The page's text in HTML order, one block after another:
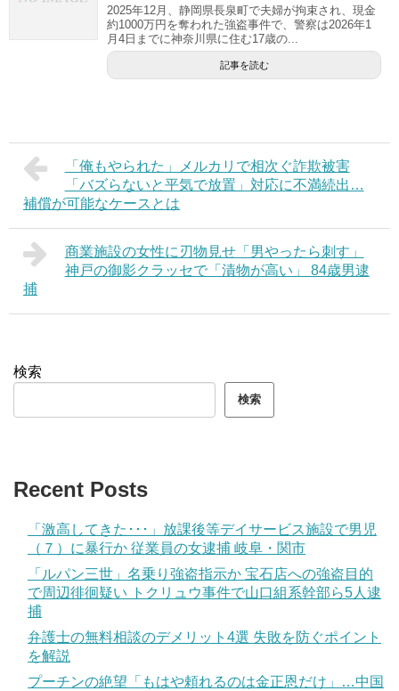
2025年12月、静岡県長泉町で夫婦が拘束され、現金
約1000万円を奪われた強盗事件で、警察は2026年1
月4日までに神奈川県に住む17歳の...
記事を読む
「俺もやられた」メルカリで相次ぐ詐欺被害
「バズらないと平気で放置」対応に不満続出…
補償が可能なケースとは
商業施設の女性に刃物見せ「男やったら刺す」
神戸の御影クラッセで「漬物が高い」 84歳男逮
捕
検索
検索
Recent Posts
「激高してきた･･･」放課後等デイサービス施設で男児
（７）に暴行か 従業員の女逮捕 岐阜・関市
「ルパン三世」名乗り強盗指示か 宝石店への強盗目的
で周辺徘徊疑い トクリュウ事件で山口組系幹部ら5人逮
捕
弁護士の無料相談のデメリット4選 失敗を防ぐポイント
を解説
プーチンの絶望「もはや頼れるのは金正恩だけ」…中国